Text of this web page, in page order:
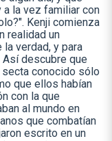
a la vez familiar con
Kenji comienza
realidad un
verdad, y para
descubre que
conocido sólo
que ellos habían
con la que
al mundo en
que combatían
escrito en un